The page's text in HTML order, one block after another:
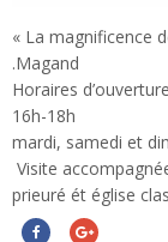
« La magnificence
.Magand
Horaires
16h-18h
mardi, samedi et
Visite
prieuré ét église